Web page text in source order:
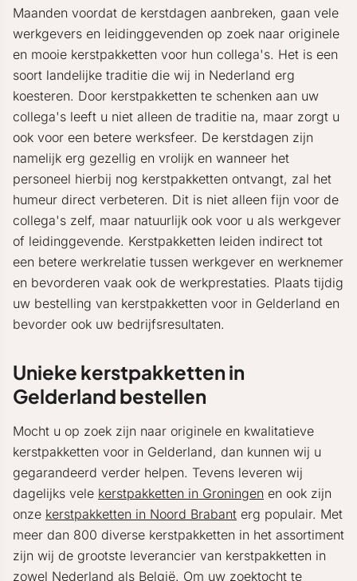
Maanden voordat de kerstdagen aanbreken, gaan vele
werkgevers en leidinggevenden op zoek naar originele
en mooie kerstpakketten voor hun collega's. Het is een
soort landelijke traditie die wij in Nederland erg
koesteren. Door kerstpakketten te schenken aan uw
collega's leeft u niet alleen de traditie na, maar zorgt u
ook voor een betere werksfeer. De kerstdagen zijn
namelijk erg gezellig en vrolijk en wanneer het
personeel hierbij nog kerstpakketten ontvangt, zal het
humeur direct verbeteren. Dit is niet alleen fijn voor de
collega's zelf, maar natuurlijk ook voor u als werkgever
of leidinggevende. Kerstpakketten leiden indirect tot
een betere werkrelatie tussen werkgever en werknemer
en bevorderen vaak ook de werkprestaties. Plaats tijdig
uw bestelling van kerstpakketten voor in Gelderland en
bevorder ook uw bedrijfsresultaten.
Unieke kerstpakketten in
Gelderland bestellen
Mocht u op zoek zijn naar originele en kwalitatieve
kerstpakketten voor in Gelderland, dan kunnen wij u
gegarandeerd verder helpen. Tevens leveren wij
dagelijks vele kerstpakketten in Groningen en ook zijn
onze kerstpakketten in Noord Brabant erg populair. Met
meer dan 800 diverse kerstpakketten in het assortiment
zijn wij de grootste leverancier van kerstpakketten in
zowel Nederland als België. Om uw zoektocht te